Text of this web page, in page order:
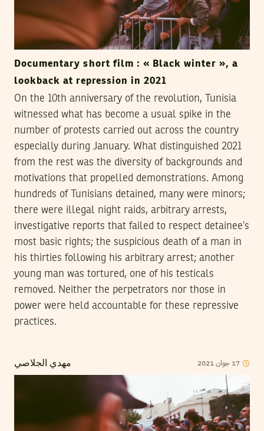
Documentary short film : « Black winter », a
lookback at repression in 2021
On the 10th anniversary of the revolution, Tunisia
witnessed what has become a usual spike in the
number of protests carried out across the country
especially during January. What distinguished 2021
from the rest was the diversity of backgrounds and
motivations that propelled demonstrations. Among
hundreds of Tunisians detained, many were minors;
there were illegal night raids, arbitrary arrests,
investigative reports that failed to respect detainee’s
most basic rights; the suspicious death of a man in
his thirties following his arbitrary arrest; another
young man was tortured, one of his testicals
removed. Neither the perpetrators nor those in
power were held accountable for these repressive
practices.
مهدي الجلاصي 17 جوان2021